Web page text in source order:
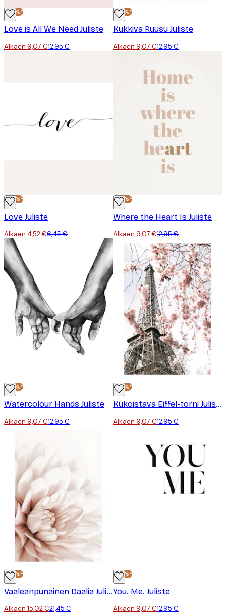
-30%*
Love is All We Need Juliste
Alkaen 9,07 €12,95 €
-30%*
Kukkiva Ruusu Juliste
Alkaen 9,07 €12,95 €
-30%*
Love Juliste
Alkaen 4,52 €6,45 €
-30%*
Where the Heart Is Juliste
Alkaen 9,07 €12,95 €
-30%*
Watercolour Hands Juliste
Alkaen 9,07 €12,95 €
-30%*
Kukoistava Eiffel-torni Juliste
Alkaen 9,07 €12,95 €
-30%*
Vaaleanpunainen Daalia Juliste
Alkaen 15,02 €21,45 €
-30%*
You. Me. Juliste
Alkaen 9,07 €12,95 €